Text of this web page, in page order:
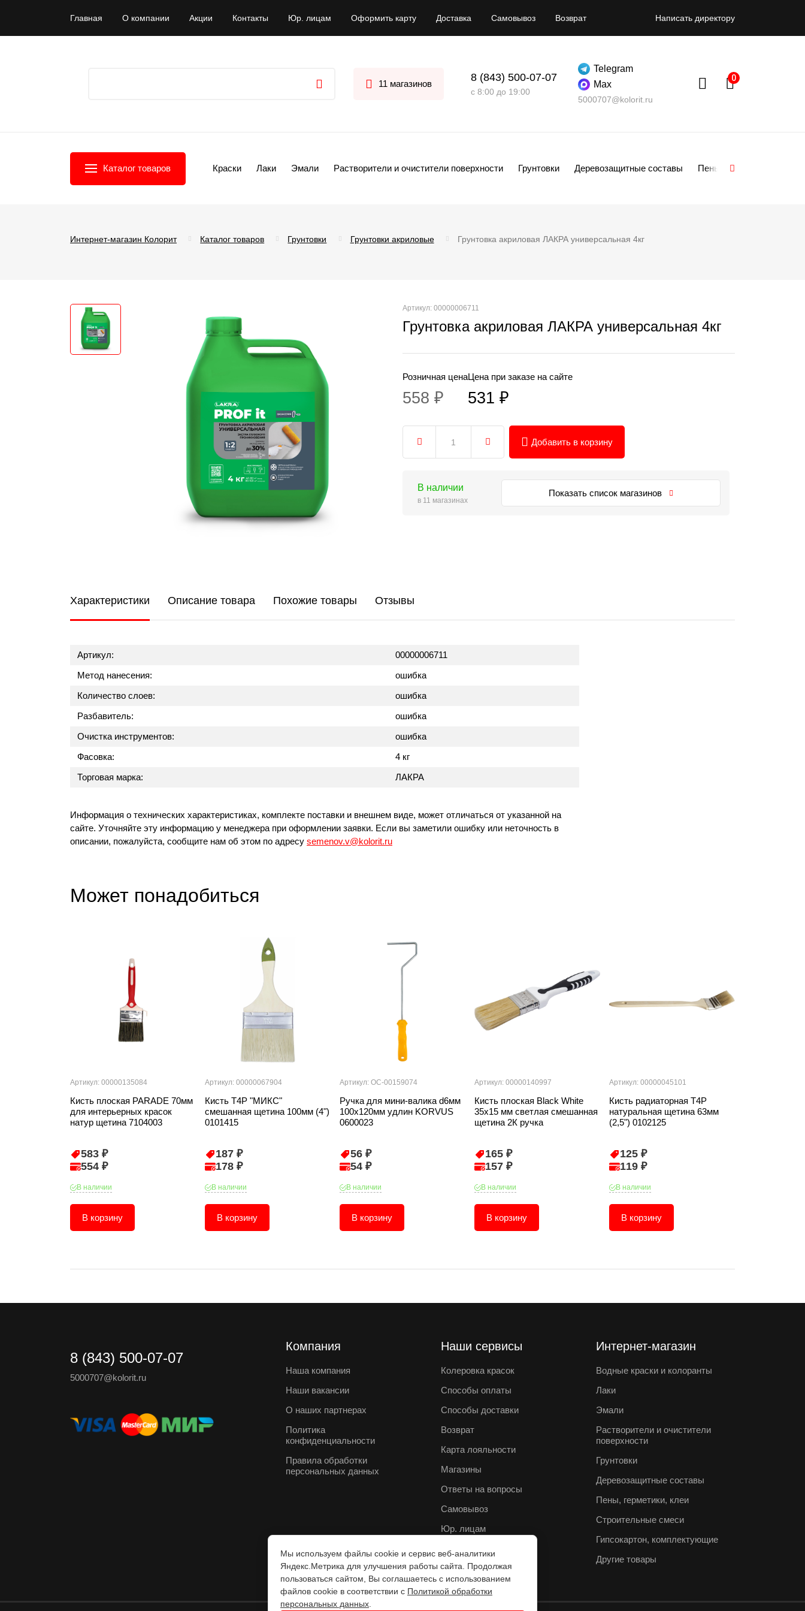
Главная О компании Акции Контакты Юр. лицам Оформить карту Доставка Самовывоз Возврат Написать директору
11 магазинов
8 (843) 500-07-07
с 8:00 до 19:00
Telegram
Max
5000707@kolorit.ru
Каталог товаров Краски Лаки Эмали Растворители и очистители поверхности Грунтовки Деревозащитные составы Пены
Интернет-магазин Колорит Каталог товаров Грунтовки Грунтовки акриловые Грунтовка акриловая ЛАКРА универсальная 4кг
Артикул: 00000006711
Грунтовка акриловая ЛАКРА универсальная 4кг
Розничная цена
558 ₽
Цена при заказе на сайте
531 ₽
Добавить в корзину
В наличии
в 11 магазинах
Показать список магазинов
Характеристики Описание товара Похожие товары Отзывы
Артикул:
00000006711
Метод нанесения:
ошибка
Количество слоев:
ошибка
Разбавитель:
ошибка
Очистка инструментов:
ошибка
Фасовка:
4 кг
Торговая марка:
ЛАКРА
Информация о технических характеристиках, комплекте поставки и внешнем виде, может отличаться от указанной на
сайте. Уточняйте эту информацию у менеджера при оформлении заявки. Если вы заметили ошибку или неточность в
описании, пожалуйста, сообщите нам об этом по адресу semenov.v@kolorit.ru
Может понадобиться
Артикул: 00000135084
Кисть плоская PARADE 70мм
для интерьерных красок
натур щетина 7104003
583 ₽
554 ₽
В наличии
В корзину
Артикул: 00000067904
Кисть T4P "МИКС"
смешанная щетина 100мм (4")
0101415
187 ₽
178 ₽
В наличии
В корзину
Артикул: ОС-00159074
Ручка для мини-валика d6мм
100х120мм удлин KORVUS
0600023
56 ₽
54 ₽
В наличии
В корзину
Артикул: 00000140997
Кисть плоская Black White
35х15 мм светлая смешанная
щетина 2К ручка
165 ₽
157 ₽
В наличии
В корзину
Артикул: 00000045101
Кисть радиаторная T4P
натуральная щетина 63мм
(2,5") 0102125
125 ₽
119 ₽
В наличии
В корзину
8 (843) 500-07-07
5000707@kolorit.ru
Компания
Наша компания
Наши вакансии
О наших партнерах
Политика
конфиденциальности
Правила обработки
персональных данных
Наши сервисы
Колеровка красок
Способы оплаты
Способы доставки
Возврат
Карта лояльности
Магазины
Ответы на вопросы
Самовывоз
Юр. лицам
Интернет-магазин
Водные краски и колоранты
Лаки
Эмали
Растворители и очистители
поверхности
Грунтовки
Деревозащитные составы
Пены, герметики, клеи
Строительные смеси
Гипсокартон, комплектующие
Другие товары
Мы используем файлы cookie и сервис веб-аналитики
Яндекс.Метрика для улучшения работы сайта. Продолжая
пользоваться сайтом, Вы соглашаетесь с использованием
файлов cookie в соответствии с Политикой обработки
персональных данных